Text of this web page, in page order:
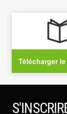
Télécharger